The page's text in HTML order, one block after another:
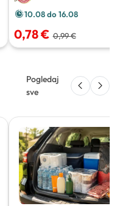
10.08 do 16.08
0,78 € 0,99 €
Pogledaj
sve